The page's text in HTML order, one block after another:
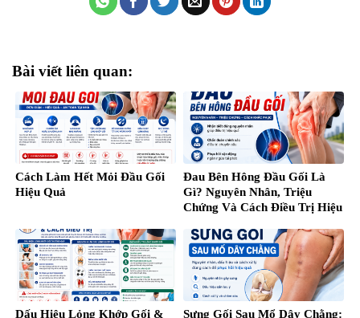
Bài viết liên quan:
Cách Làm Hết Mỏi Đầu Gối
Hiệu Quả
Đau Bên Hông Đầu Gối Là
Gì? Nguyên Nhân, Triệu
Chứng Và Cách Điều Trị Hiệu
Dấu Hiệu Lỏng Khớp Gối &
Sưng Gối Sau Mổ Dây Chằng: